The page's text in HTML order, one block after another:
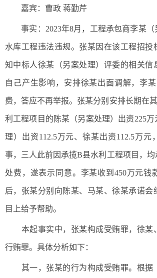
嘉宾：曹政 蒋勤芹
事实：2023年8月，工程承包商李某（
水库工程违法违规。张某因在该工程招投
知中标人徐某（另案处理）评委的相关信
自己产生影响，安排徐某出面调解，李
费，答应不再举报。张某分别安排长期在
利工程项目的陈某（另案处理）出资225
理）出资112.5万元、徐某出资112.5万元
事，三人此前因承揽B县水利工程项目，
处费，遂表示同意。李某收到450万元钱
后，张某分别向陈某、马某、徐某承诺会
目上给予帮助。
本起事实中，张某构成受贿罪，徐某
行贿罪。具体分析如下：
其一，张某的行为构成受贿罪。根据